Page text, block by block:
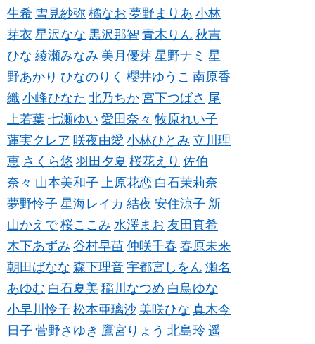
生希 雪見紗弥 橘なお 夢野まりあ 小林
芽衣 星沢なな 黒沢那智 青木りん 秋吉
ひな 綾瀬みなみ 美月優芽 星野ナミ 星
野あかり ひなのりく 櫻井ゆうこ 南原香
織 小峰ひなた 北乃ちか 宮下つばさ 尾
上若葉 七瀬ゆい 愛田奈々 牧原れい子
蓮実クレア 咲夜由愛 小林ひとみ 立川理
恵 さくら悠 羽田夕夏 桜花えり 佐伯
奈々 山本美和子 上原花恋 白石茉莉奈
夢野怜子 星海レイカ 結夜 安住涼子 新
山かえで 桜ここみ 水澤まお 友田真希
木下あずみ 谷村早苗 仲咲千春 春原未来
朝田ばなな 森下理音 宇都宮しをん 瀬名
あゆむ 白石夏美 稲川なつめ 白鳥ゆな
小早川怜子 松本亜璃沙 美咲ひな 真木今
日子 菅野さゆき 鷹宮りょう 北島玲 遥